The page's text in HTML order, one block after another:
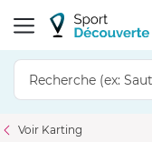
Voir Karting